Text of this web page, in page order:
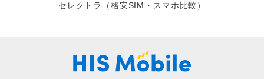
セレクトラ（格安SIM・スマホ比較）